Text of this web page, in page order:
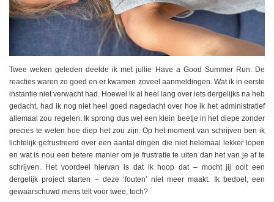
Twee weken geleden deelde ik met jullie Have a Good Summer Run. De
reacties waren zo goed en er kwamen zoveel aanmeldingen. Wat ik in eerste
instantie niet verwacht had. Hoewel ik al heel lang over iets dergelijks na heb
gedacht, had ik nog niet heel goed nagedacht over hoe ik het administratief
allemaal zou regelen. Ik sprong dus wel een klein beetje in het diepe zonder
precies te weten hoe diep het zou zijn. Op het moment van schrijven ben ik
lichtelijk gefrustreerd over een aantal dingen die niet helemaal lekker lopen
en wat is nou een betere manier om je frustratie te uiten dan het van je af te
schrijven. Het voordeel hiervan is dat ik hoop dat – mocht jij ooit een
dergelijk project starten – deze ‘fouten’ niet meer maakt. Ik bedoel, een
gewaarschuwd mens telt voor twee, toch?